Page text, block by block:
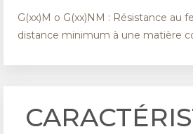
G(xx)M o G(xx)NM : Résistance au
distance minimum à une matière